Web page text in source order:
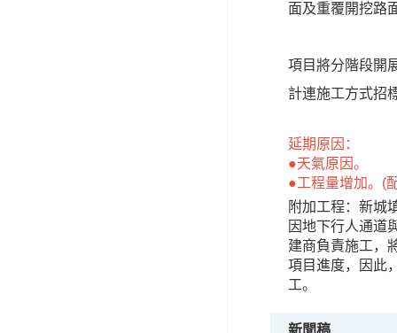
面及重覆開挖路
項目將分階段開
計連施工方式招
延期原因：
●天氣原因。
●工程量增加。(
附加工程：新城
因地下行人通道
建商負責施工，
項目進度，因此
工。
新聞稿